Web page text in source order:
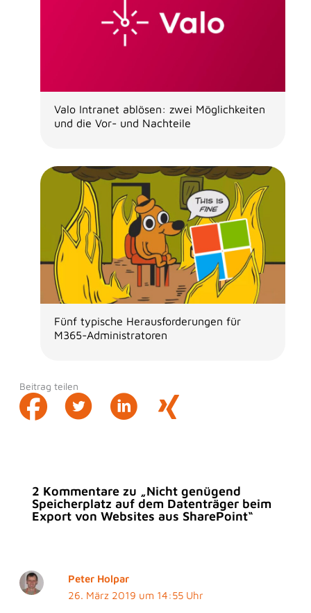
Valo Intranet ablösen: zwei Möglichkeiten
und die Vor- und Nachteile
Fünf typische Herausforderungen für
M365-Administratoren
Beitrag teilen
2 Kommentare zu „Nicht genügend
Speicherplatz auf dem Datenträger beim
Export von Websites aus SharePoint“
Peter Holpar
26. März 2019 um 14:55 Uhr